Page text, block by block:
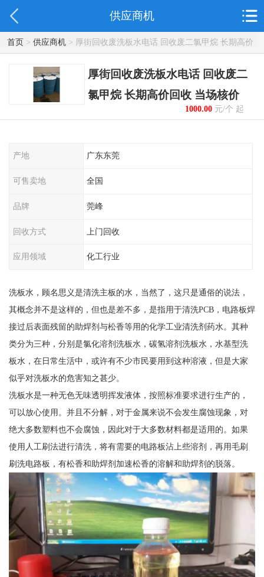
供应商机
首页> 供应商机> 厚街回收废洗板水电话 回收废二氯甲烷 长期高价
回收 当场核价
厚街回收废洗板水电话 回收废二
氯甲烷 长期高价回收 当场核价
1000.00元/个 起
产地 广东东莞
可售卖地 全国
品牌 莞峰
回收方式 上门回收
应用领域 化工行业
洗板水，顾名思义是清洗主板的水，当然了，这只是通俗的说法，
其概念并不是这样的，但也是差不多，是指用于清洗PCB，电路板焊
接过后表面残留的助焊剂与松香等用的化学工业清洗剂药水。其种
类分为三种，分别是氯化溶剂洗板水，碳氢溶剂洗板水，水基型洗
板水，在日常生活中，或许有不少市民要用到这种溶液，但是大家
似乎对洗板水的危害知之甚少。
洗板水是一种无色无味透明挥发液体，按照标准要求进行生产的，
可以放心使用。并且不分解，对于金属来说不会发生腐蚀现象，对
绝大多数塑料也不会腐蚀，因此对于大多数材料都是适用的。如果
使用人工刷法进行清洗，将有需要的电路板沾上些溶剂，再用毛刷
刷洗电路板，有松香和助焊剂加速松香的溶解和助焊剂的脱落。